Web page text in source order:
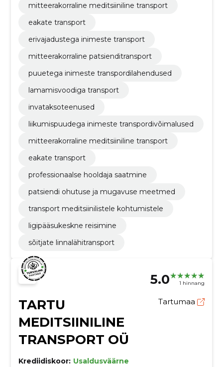
mitteerakorraline meditsiiniline transport
eakate transport
erivajadustega inimeste transport
mitteerakorraline patsienditransport
puuetega inimeste transpordilahendused
lamamisvoodiga transport
invataksoteenused
liikumispuudega inimeste transpordivõimalused
mitteerakorraline meditsiiniline transport
eakate transport
professionaalse hooldaja saatmine
patsiendi ohutuse ja mugavuse meetmed
transport meditsiinilistele kohtumistele
ligipääsukeskne reisimine
sõitjate linnalähitransport
5.0 1 hinnang
TARTU
MEDITSIINILINE
TRANSPORT OÜ
Tartumaa
Krediidiskoor: Usaldusväärne